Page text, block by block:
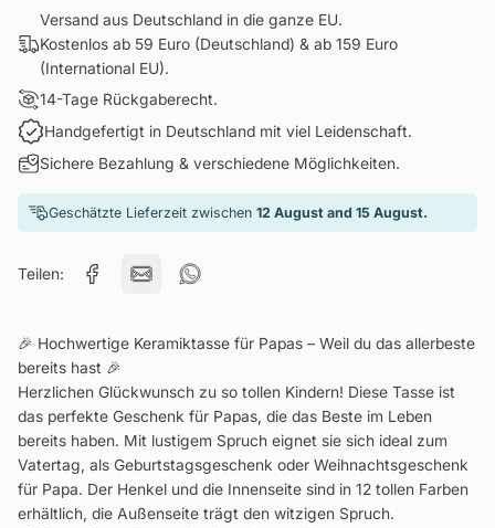
Versand aus Deutschland in die ganze EU.
Kostenlos ab 59 Euro (Deutschland) & ab 159 Euro
(International EU).
14-Tage Rückgaberecht.
Handgefertigt in Deutschland mit viel Leidenschaft.
Sichere Bezahlung & verschiedene Möglichkeiten.
Geschätzte Lieferzeit zwischen 12 August and 15 August.
Teilen:
🎉 Hochwertige Keramiktasse für Papas – Weil du das allerbeste
bereits hast 🎉
Herzlichen Glückwunsch zu so tollen Kindern! Diese Tasse ist
das perfekte Geschenk für Papas, die das Beste im Leben
bereits haben. Mit lustigem Spruch eignet sie sich ideal zum
Vatertag, als Geburtstagsgeschenk oder Weihnachtsgeschenk
für Papa. Der Henkel und die Innenseite sind in 12 tollen Farben
erhältlich, die Außenseite trägt den witzigen Spruch.